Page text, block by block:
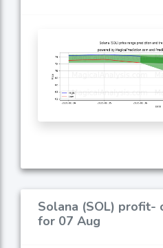
Solana (SOL) profit-
for 07 Aug